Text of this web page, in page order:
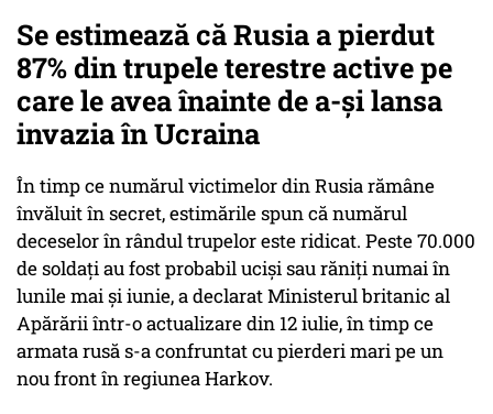
Se estimează că Rusia a pierdut
87% din trupele terestre active pe
care le avea înainte de a-și lansa
invazia în Ucraina
În timp ce numărul victimelor din Rusia rămâne
învăluit în secret, estimările spun că numărul
deceselor în rândul trupelor este ridicat. Peste 70.000
de soldați au fost probabil uciși sau răniți numai în
lunile mai și iunie, a declarat Ministerul britanic al
Apărării într-o actualizare din 12 iulie, în timp ce
armata rusă s-a confruntat cu pierderi mari pe un
nou front în regiunea Harkov.